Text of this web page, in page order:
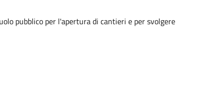
pubblico per l'apertura di cantieri e per svolgere